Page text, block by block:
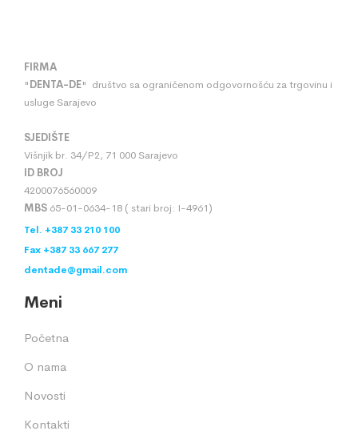
FIRMA
"DENTA-DE" društvo sa ograničenom odgovornošću za trgovinu i
usluge Sarajevo
SJEDIŠTE
Višnjik br. 34/P2, 71 000 Sarajevo
ID BROJ
4200076560009
MBS 65-01-0634-18 ( stari broj: I-4961)
Tel. +387 33 210 100
Fax +387 33 667 277
dentade@gmail.com
Meni
Početna
O nama
Novosti
Kontakti